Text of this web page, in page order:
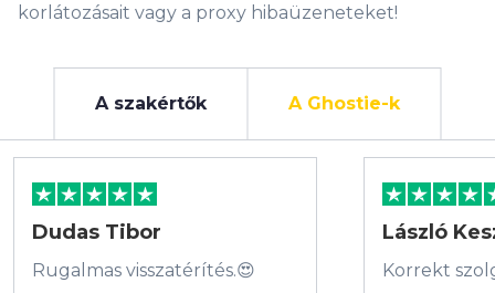
korlátozásait vagy a proxy hibaüzeneteket!
A szakértők A Ghostie-k
Dudas Tibor
Rugalmas visszatérítés.😍
László
Korrekt